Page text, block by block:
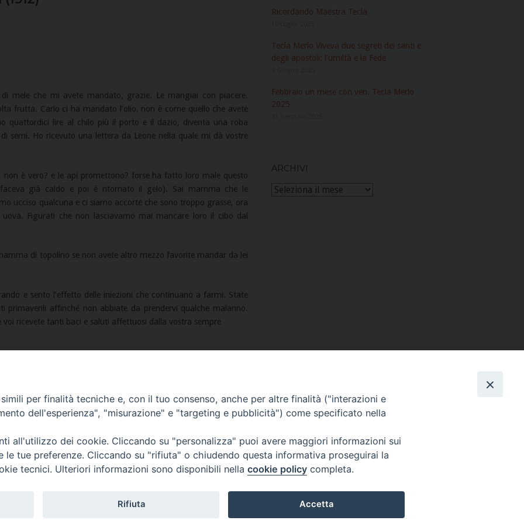
mele che mi avete mandato, grazie. Le mangiai con piacere.
frutta. Carlo ci ha mandato l’olio, non è come quello che avete
quattordici lire al chilo più il porto e il dazio, diventa una roba
semi. Ho ricevuto una lettera da Leone nella quale mi dà vostre
è vero? e le api promettono? forse ha fatto loro male questo
già caldo e poi è ritornato il gelo). Sai mamma che le
ucciso qualcuna e ci siamo accorte che sono troppo grasse, ora
Figurati che non lasciavamo mai mancare loro il cibo dal
di topolino se non avete altro mezzo favorite mandar da lei
e sento l’effetto delle iniezioni che continuano a farmi. State
primaverili affinché non abbiate da prendervi qualche malanno.
ricevete tanti baci e saluti affettuosi dalla vostra sempre
di Centin Cavallero. Grazie.
Ricordando Maestra Tecla
Tecla Merlo Viveva due segreti dei santi e
degli apostoli: l’umiltà e la Fede
Febbraio un mese con ven. Tecla Merlo
2025
ARCHIVI
Archivi
per finalità tecniche e, con il tuo consenso, anche per altre finalità ("interazioni e
dell'esperienza", "misurazione" e "targeting e pubblicità") come specificato nella
all'utilizzo dei cookie. Cliccando su "personalizza" puoi avere maggiori informazioni sui
le tue preferenze. Cliccando su "rifiuta" o chiudendo questa informativa proseguirai la
tecnici. Ulteriori informazioni sono disponibili nella cookie policy completa.
Rifiuta Accetta